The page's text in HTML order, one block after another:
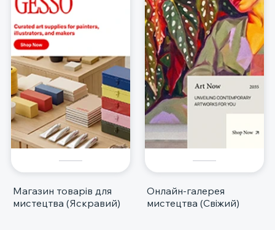
Магазин товарів для
мистецтва (Яскравий)
Онлайн-галерея
мистецтва (Свіжий)